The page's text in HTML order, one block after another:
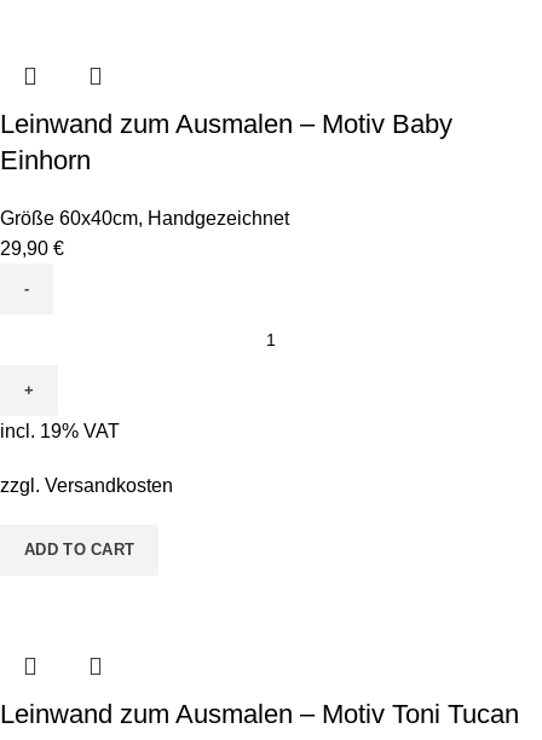
Leinwand zum Ausmalen – Motiv Baby
Einhorn
Größe 60x40cm, Handgezeichnet
29,90 €
Ausmalen
-
Baby
quantity
incl. 19% VAT
zzgl. Versandkosten
ADD TO CART
Leinwand zum Ausmalen – Motiv Toni Tucan